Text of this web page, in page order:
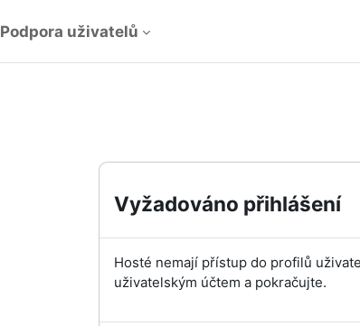
Podpora uživatelů
Vyžadováno přihlášení
Hosté nemají přístup do profilů
uživatelským účtem a pokračujte.